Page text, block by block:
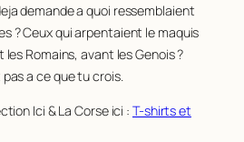
demande a quoi ressemblaient
? Ceux qui arpentaient le maquis
Romains, avant les Genois ?
a ce que tu crois.
Ici & La Corse ici : T-shirts et